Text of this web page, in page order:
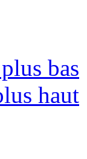
bas
haut